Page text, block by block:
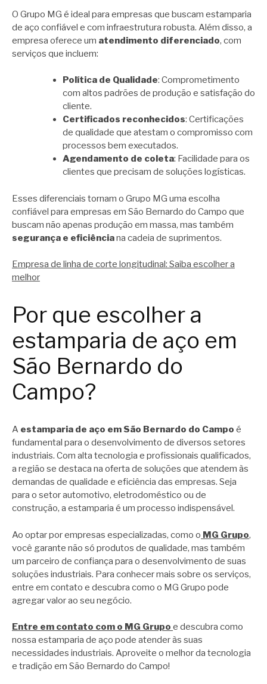
O Grupo MG é ideal para empresas que buscam estamparia
de aço confiável e com infraestrutura robusta. Além disso, a
empresa oferece um atendimento diferenciado, com
serviços que incluem:
Política de Qualidade: Comprometimento
com altos padrões de produção e satisfação do
cliente.
Certificados reconhecidos: Certificações
de qualidade que atestam o compromisso com
processos bem executados.
Agendamento de coleta: Facilidade para os
clientes que precisam de soluções logísticas.
Esses diferenciais tornam o Grupo MG uma escolha
confiável para empresas em São Bernardo do Campo que
buscam não apenas produção em massa, mas também
segurança e eficiênciana cadeia de suprimentos.
Empresa de linha de corte longitudinal: Saiba escolher a
melhor
Por que escolher a
estamparia de aço em
São Bernardo do
Campo?
A estamparia de aço em São Bernardo do Campo é
fundamental para o desenvolvimento de diversos setores
industriais. Com alta tecnologia e profissionais qualificados,
a região se destaca na oferta de soluções que atendem às
demandas de qualidade e eficiência das empresas. Seja
para o setor automotivo, eletrodoméstico ou de
construção, a estamparia é um processo indispensável.
Ao optar por empresas especializadas, como o MG Grupo,
você garante não só produtos de qualidade, mas também
um parceiro de confiança para o desenvolvimento de suas
soluções industriais. Para conhecer mais sobre os serviços,
entre em contato e descubra como o MG Grupo pode
agregar valor ao seu negócio.
Entre em contato com o MG Grupo e descubra como
nossa estamparia de aço pode atender às suas
necessidades industriais. Aproveite o melhor da tecnologia
e tradição em São Bernardo do Campo!